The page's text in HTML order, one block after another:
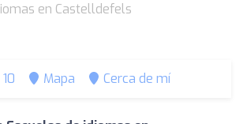
en Castelldefels
Mapa Cerca de mí